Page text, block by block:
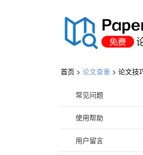
首页 > 论文查重 > 论文技
常见问题
使用帮助
用户留言